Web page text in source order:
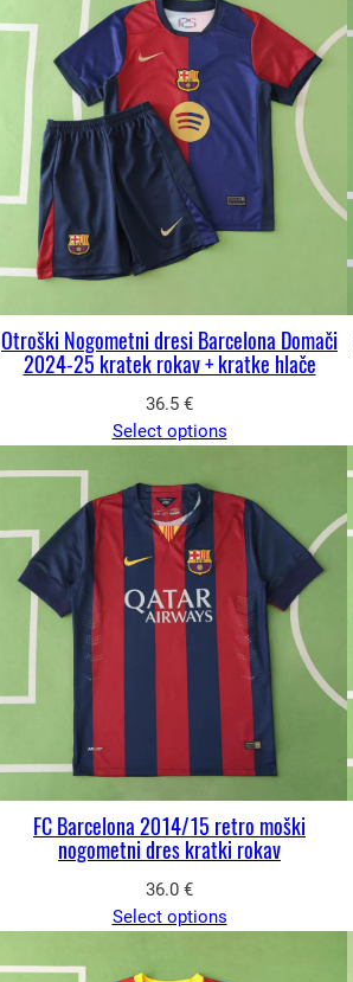
Otroški Nogometni dresi Barcelona Domači
2024-25 kratek rokav + kratke hlače
36.5 €
Select options
FC Barcelona 2014/15 retro moški
nogometni dres kratki rokav
36.0 €
Select options